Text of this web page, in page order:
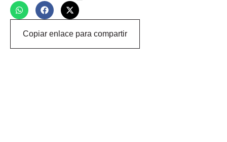
Copiar enlace para compartir